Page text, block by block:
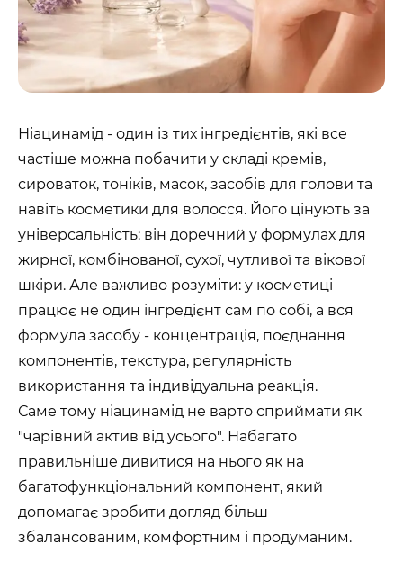
Ніацинамід - один із тих інгредієнтів, які все
частіше можна побачити у складі кремів,
сироваток, тоніків, масок, засобів для голови та
навіть косметики для волосся. Його цінують за
універсальність: він доречний у формулах для
жирної, комбінованої, сухої, чутливої та вікової
шкіри. Але важливо розуміти: у косметиці
працює не один інгредієнт сам по собі, а вся
формула засобу - концентрація, поєднання
компонентів, текстура, регулярність
використання та індивідуальна реакція.
Саме тому ніацинамід не варто сприймати як
"чарівний актив від усього". Набагато
правильніше дивитися на нього як на
багатофункціональний компонент, який
допомагає зробити догляд більш
збалансованим, комфортним і продуманим.